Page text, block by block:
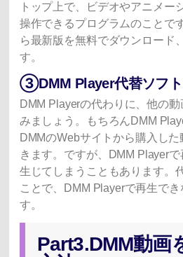
トップ上で、ビデオやアニメー
操作できるプログラムのことで
ら最新版を無料でダウンロード
す。
③DMM Player代替ソフト
DMM Playerの代わりに、他の
みましょう。もちろんDMM
DMMのWebサイトから購入し
きます。ですが、DMM Player
生じてしまうこともあります。
ことで、DMM Playerで再生で
す。
Part3.DMM動画